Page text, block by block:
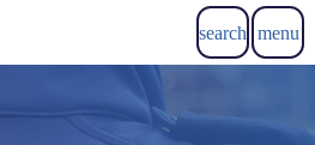
search menu